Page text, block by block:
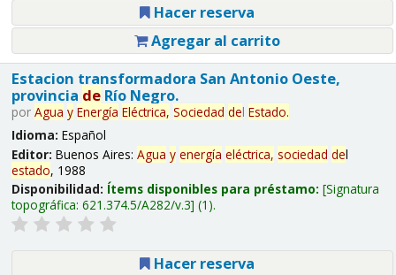
Hacer reserva
Agregar al carrito
Estacion transformadora San Antonio Oeste,
provincia deRío Negro.
por Agua y Energía Eléctrica, Sociedad del Estado.
Idioma: Español
Editor: Buenos Aires: Agua y energía eléctrica, sociedad del
estado, 1988
Disponibilidad: Ítems disponibles para préstamo: Signatura
topográfica: 621.374.5/A282/v.3 (1).
Hacer reserva